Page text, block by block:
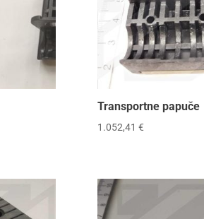
Transportne papuče
1.052,41 €